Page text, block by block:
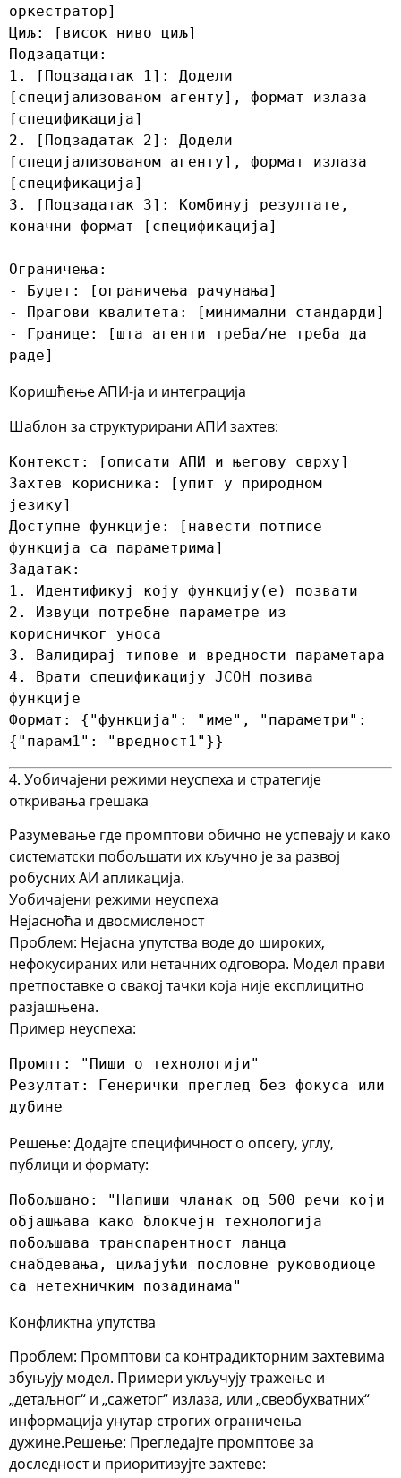
оркестратор]
Циљ: [висок ниво циљ]
Подзадатци:
1. [Подзадатак 1]: Додели
[специјализованом агенту], формат излаза
[спецификација]
2. [Подзадатак 2]: Додели
[специјализованом агенту], формат излаза
[спецификација]
3. [Подзадатак 3]: Комбинуј резултате,
коначни формат [спецификација]
Ограничења:
- Буџет: [ограничења рачунања]
- Прагови квалитета: [минимални стандарди]
- Границе: [шта агенти треба/не треба да
раде]
Коришћење АПИ-ја и интеграција
Шаблон за структурирани АПИ захтев:
Контекст: [описати АПИ и његову сврху]
Захтев корисника: [упит у природном
језику]
Доступне функције: [навести потписе
функција са параметрима]
Задатак:
1. Идентификуј коју функцију(е) позвати
2. Извуци потребне параметре из
корисничког уноса
3. Валидирај типове и вредности параметара
4. Врати спецификацију ЈСОН позива
функције
Формат: {"функција": "име", "параметри":
{"парам1": "вредност1"}}
4. Уобичајени режими неуспеха и стратегије
откривања грешака
Разумевање где промптови обично не успевају и како
систематски побољшати их кључно је за развој
робусних АИ апликација.
Уобичајени режими неуспеха
Нејасноћа и двосмисленост
Проблем: Нејасна упутства воде до широких,
нефокусираних или нетачних одговора. Модел прави
претпоставке о свакој тачки која није експлицитно
разјашњена.
Пример неуспеха:
Промпт: "Пиши о технологији"
Резултат: Генерички преглед без фокуса или
дубине
Решење: Додајте специфичност о опсегу, углу,
публици и формату:
Побољшано: "Напиши чланак од 500 речи који
објашњава како блокчејн технологија
побољшава транспарентност ланца
снабдевања, циљајући пословне руководиоце
са нетехничким позадинама"
Конфликтна упутства
Проблем: Промптови са контрадикторним захтевима
збуњују модел. Примери укључују тражење и
„детаљног“ и „сажетог“ излаза, или „свеобухватних“
информација унутар строгих ограничења
дужине.Решење: Прегледајте промптове за
доследност и приоритизујте захтеве: